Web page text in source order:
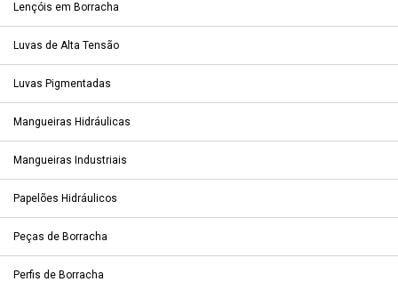
Lençóis em Borracha
Luvas de Alta Tensão
Luvas Pigmentadas
Mangueiras Hidráulicas
Mangueiras Industriais
Papelões Hidráulicos
Peças de Borracha
Perfis de Borracha